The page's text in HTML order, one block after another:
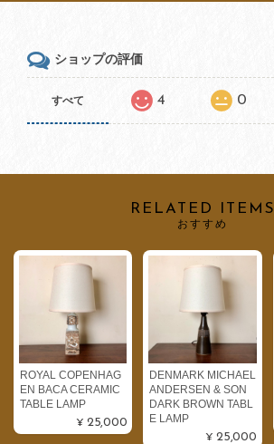
ショップの評価
すべて 4 0
RELATED ITEMS
おすすめ
ROYAL COPENHAG
EN BACA CERAMIC
TABLE LAMP
¥25,000
DENMARK MICHAEL
ANDERSEN & SON
DARK BROWN TABL
E LAMP
¥25,000